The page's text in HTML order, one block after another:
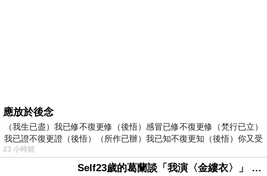
應放於後念
（我生已盡）我已修不復更修（後悟）感冒已修不復更修（梵行已立）
我已證不復更證（後悟）（所作已辦）我已知不復更知（後悟）你又受
23 小時前
Self23歲的葛蘭談「我演〈金縷衣〉」 #戀上老電影 #粟子 #葛蘭